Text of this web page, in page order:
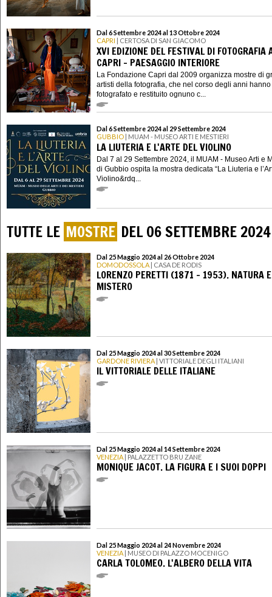
Dal 6 Settembre 2024 al 13 Ottobre 2024
CAPRI | CERTOSA DI SAN GIACOMO
XVI EDIZIONE DEL FESTIVAL DI FOTOGRAFIA
CAPRI - PAESAGGIO INTERIORE
La Fondazione Capri dal 2009 organizza mostre di
artisti della fotografia, che nel corso degli anni hanno
fotografato e restituito ognuno c...
Dal 6 Settembre 2024 al 29 Settembre 2024
GUBBIO | MUAM - MUSEO ARTI E MESTIERI
LA LIUTERIA E L'ARTE DEL VIOLINO
Dal 7 al 29 Settembre 2024, il MUAM - Museo Arti e
di Gubbio ospita la mostra dedicata “La Liuteria e
Violino&rdq...
TUTTE LE MOSTRE DEL 06 SETTEMBRE 2024
Dal 25 Maggio 2024 al 26 Ottobre 2024
DOMODOSSOLA | CASA DE RODIS
LORENZO PERETTI (1871 – 1953). NATURA E
MISTERO
Dal 25 Maggio 2024 al 30 Settembre 2024
GARDONE RIVIERA | VITTORIALE DEGLI ITALIANI
IL VITTORIALE DELLE ITALIANE
Dal 25 Maggio 2024 al 14 Settembre 2024
VENEZIA | PALAZZETTO BRU ZANE
MONIQUE JACOT. LA FIGURA E I SUOI DOPPI
Dal 25 Maggio 2024 al 24 Novembre 2024
VENEZIA | MUSEO DI PALAZZO MOCENIGO
CARLA TOLOMEO. L'ALBERO DELLA VITA